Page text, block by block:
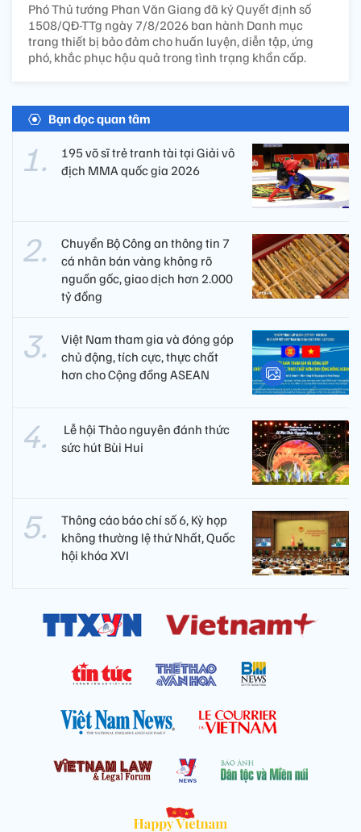
Phó Thủ tướng Phan Văn Giang đã ký Quyết định số
1508/QĐ-TTg ngày 7/8/2026 ban hành Danh mục
trang thiết bị bảo đảm cho huấn luyện, diễn tập, ứng
phó, khắc phục hậu quả trong tình trạng khẩn cấp.
Bạn đọc quan tâm
195 võ sĩ trẻ tranh tài tại Giải vô
địch MMA quốc gia 2026
Chuyển Bộ Công an thông tin 7
cá nhân bán vàng không rõ
nguồn gốc, giao dịch hơn 2.000
tỷ đồng
Việt Nam tham gia và đóng góp
chủ động, tích cực, thực chất
hơn cho Cộng đồng ASEAN
​ Lễ hội Thảo nguyên đánh thức
sức hút Bùi Hui
Thông cáo báo chí số 6, Kỳ họp
không thường lệ thứ Nhất, Quốc
hội khóa XVI